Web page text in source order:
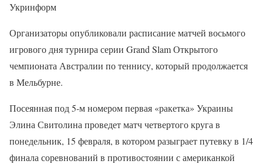
Укринформ
Организаторы опубликовали расписание матчей восьмого
игрового дня турнира серии Grand Slam Открытого
чемпионата Австралии по теннису, который продолжается
в Мельбурне.
Посеянная под 5-м номером первая «ракетка» Украины
Элина Свитолина проведет матч четвертого круга в
понедельник, 15 февраля, в котором разыграет путевку в 1/4
финала соревнований в противостоянии с американкой